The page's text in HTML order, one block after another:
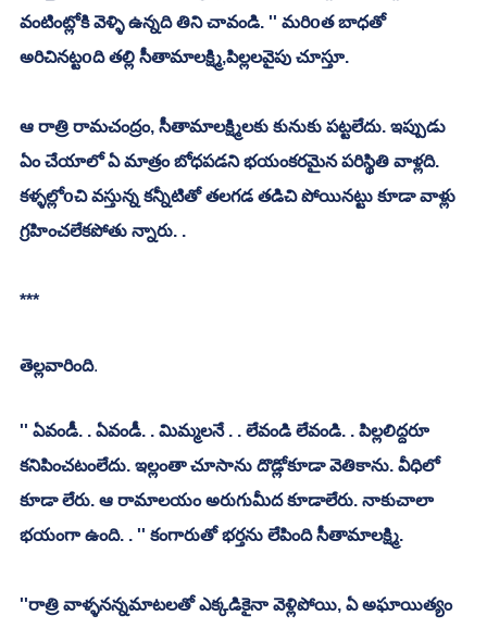
వంటింట్లోకి వెళ్ళి ఉన్నది తిని చావండి. '' మరిoత బాధతో
అరిచినట్టoది తల్లి సీతామాలక్ష్మి,పిల్లలవైపు చూస్తూ.
ఆ రాత్రి రామచంద్రం, సీతామాలక్ష్మిలకు కునుకు పట్టలేదు. ఇప్పుడు
ఏం చేయాలో ఏ మాత్రం బోధపడని భయంకరమైన పరిస్థితి వాళ్లది.
కళ్ళల్లోoచి వస్తున్న కన్నీటితో తలగడ తడిచి పోయినట్టు కూడా వాళ్లు
గ్రహించలేకపోతు న్నారు. .
***
తెల్లవారింది.
'' ఏవండీ. . ఏవండీ. . మిమ్మలనే . . లేవండి లేవండి. . పిల్లలిద్దరూ
కనిపించటంలేదు. ఇల్లంతా చూసాను దొడ్లోకూడా వెతికాను. వీధిలో
కూడా లేరు. ఆ రామాలయం అరుగుమీద కూడాలేరు. నాకుచాలా
భయంగా ఉంది. . '' కంగారుతో భర్తను లేపింది సీతామాలక్ష్మి.
''రాత్రి వాళ్ళనన్నమాటలతో ఎక్కడికైనా వెళ్లిపోయి, ఏ అఘాయిత్యం